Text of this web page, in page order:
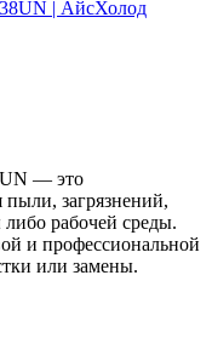
— это
загрязнений,
рабочей среды.
и профессиональной
или замены.